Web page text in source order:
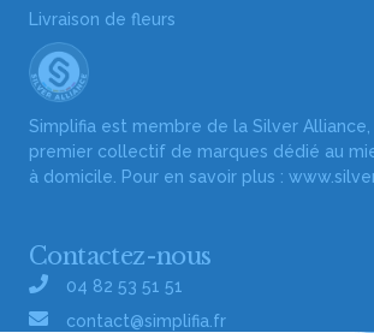
Livraison de fleurs
Simplifia est membre de la Silver Alliance,
premier collectif de marques dédié au
à domicile. Pour en savoir plus :
Contactez-nous
04 82 53 51 51
contact@simplifia.fr